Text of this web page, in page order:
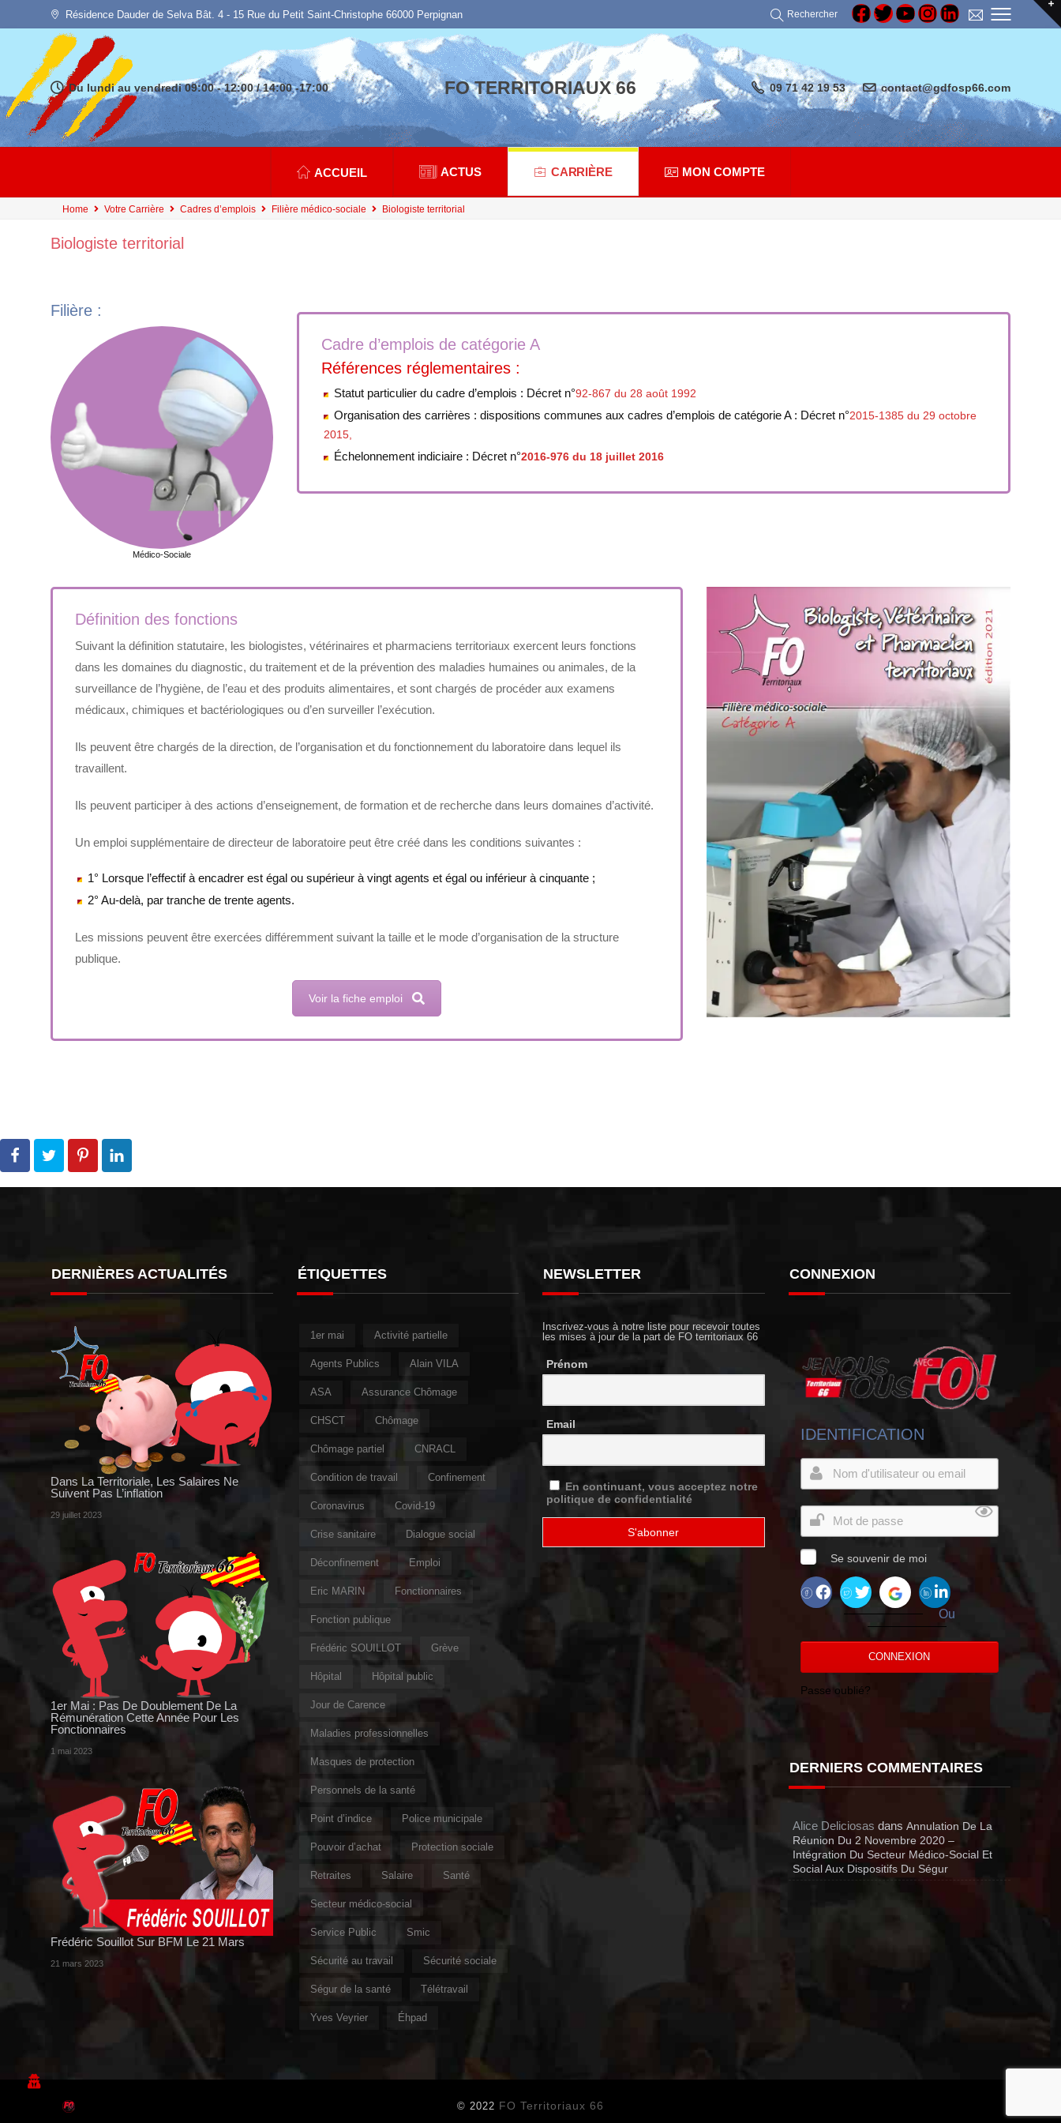
Résidence Dauder de Selva Bât. 4 - 15 Rue du Petit Saint-Christophe 66000 Perpignan Rechercher
Du lundi au vendredi 09:00 - 12:00 / 14:00 -17:00 FO TERRITORIAUX 66 09 71 42 19 53 contact@gdfosp66.com
ACCUEIL ACTUS CARRIÈRE MON COMPTE
Home Votre Carrière Cadres d’emplois Filière médico-sociale Biologiste territorial
Biologiste territorial
Filière :
Médico-Sociale
Cadre d’emplois de catégorie A
Références réglementaires :
Statut particulier du cadre d’emplois : Décret n°92-867 du 28 août 1992
Organisation des carrières : dispositions communes aux cadres d’emplois de catégorie A : Décret n°2015-1385 du 29 octobre
2015,
Échelonnement indiciaire : Décret n°2016-976 du 18 juillet 2016
Définition des fonctions
Suivant la définition statutaire, les biologistes, vétérinaires et pharmaciens territoriaux exercent leurs fonctions
dans les domaines du diagnostic, du traitement et de la prévention des maladies humaines ou animales, de la
surveillance de l’hygiène, de l’eau et des produits alimentaires, et sont chargés de procéder aux examens
médicaux, chimiques et bactériologiques ou d’en surveiller l’exécution.
Ils peuvent être chargés de la direction, de l’organisation et du fonctionnement du laboratoire dans lequel ils
travaillent.
Ils peuvent participer à des actions d’enseignement, de formation et de recherche dans leurs domaines d’activité.
Un emploi supplémentaire de directeur de laboratoire peut être créé dans les conditions suivantes :
1° Lorsque l’effectif à encadrer est égal ou supérieur à vingt agents et égal ou inférieur à cinquante ;
2° Au-delà, par tranche de trente agents.
Les missions peuvent être exercées différemment suivant la taille et le mode d’organisation de la structure
publique.
Voir la fiche emploi
DERNIÈRES ACTUALITÉS
Dans La Territoriale, Les Salaires Ne
Suivent Pas L’inflation
29 juillet 2023
1er Mai : Pas De Doublement De La
Rémunération Cette Année Pour Les
Fonctionnaires
1 mai 2023
Frédéric Souillot Sur BFM Le 21 Mars
21 mars 2023
ÉTIQUETTES
1er mai Activité partielle
Agents Publics Alain VILA
ASA Assurance Chômage
CHSCT Chômage
Chômage partiel CNRACL
Condition de travail Confinement
Coronavirus Covid-19
Crise sanitaire Dialogue social
Déconfinement Emploi
Eric MARIN Fonctionnaires
Fonction publique
Frédéric SOUILLOT Grève
Hôpital Hôpital public
Jour de Carence
Maladies professionnelles
Masques de protection
Personnels de la santé
Point d’indice Police municipale
Pouvoir d’achat Protection sociale
Retraites Salaire Santé
Secteur médico-social
Service Public Smic
Sécurité au travail Sécurité sociale
Ségur de la santé Télétravail
Yves Veyrier Éhpad
NEWSLETTER
Inscrivez-vous à notre liste pour recevoir toutes
les mises à jour de la part de FO territoriaux 66
Prénom
Email
En continuant, vous acceptez notre
politique de confidentialité
CONNEXION
IDENTIFICATION
Se souvenir de moi
Ou
CONNEXION
Passe oublié?
DERNIERS COMMENTAIRES
Alice Deliciosas dans Annulation De La
Réunion Du 2 Novembre 2020 –
Intégration Du Secteur Médico-Social Et
Social Aux Dispositifs Du Ségur
© 2022 FO Territoriaux 66